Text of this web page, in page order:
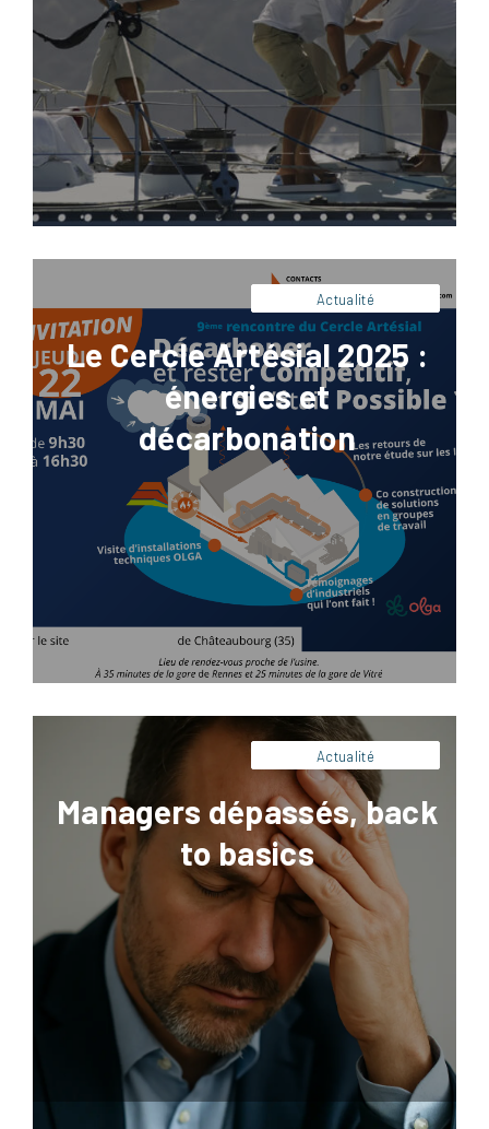
Actualité
Le Cercle Artésial 2025 :
énergies et
décarbonation
Nous Contacter
Actualité
Managers dépassés, back
to basics
Facebook
LinkedIn
X Pinterest
Managers dépassés, back to basics Dans
l’industrie agroalimentaire, les managers
dépassés sont de plus en plus nombreux à
faire face à une réalité devenue complexe.
Entre les exigences du corporate, les
reportings permanents, les objectifs
contradictoires et les urgences
opérationnelles, le terrain perd
responsables de production, les managers
de proximité […]